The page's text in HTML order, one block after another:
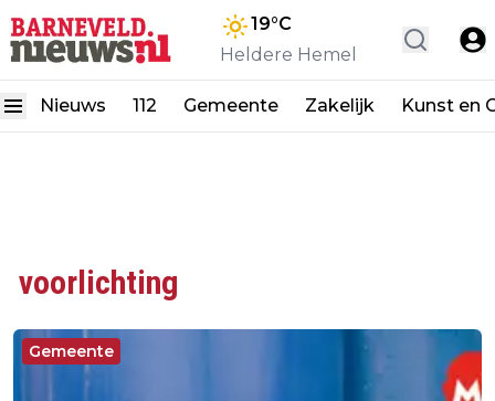
19°C
Heldere Hemel
Nieuws 112 Gemeente Zakelijk Kunst en
voorlichting
Gemeente